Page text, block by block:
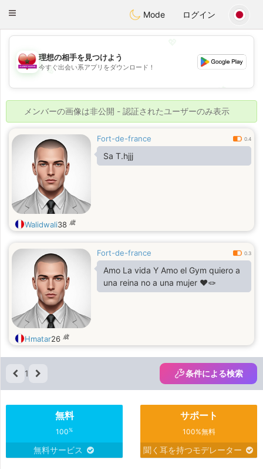
Maroc Dating
Toggle
Mode ログイン
💖
💕
💕
理想の相手を見つけよう
今すぐ出会い系アプリをダウンロード！
メンバーの画像は非公開 - 認証されたユーザーのみ表示
Fort-de-france 0.4
Sa T.hjjj
Walidwali38 歳
Fort-de-france 0.3
Amo La vida Y Amo el Gym quiero a
una reina no a una mujer ❤️🪢
Hmatar26 歳
1 条件による検索
無料
100%
無料サービス
サポート
100%無料
聞く耳を持つモデレーター